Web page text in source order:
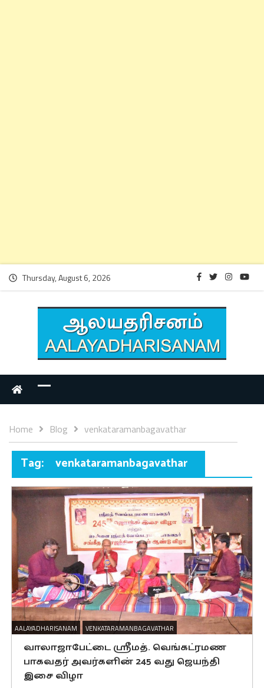
Thursday, August 6, 2026
Home Blog venkataramanbagavathar
Tag: venkataramanbagavathar
AALAYADHARISANAM VENKATARAMANBAGAVATHAR
வாலாஜாபேட்டை ஸ்ரீமத். வெங்கட்ரமண
பாகவதர் அவர்களின் 245 வது ஜெயந்தி
இசை விழா